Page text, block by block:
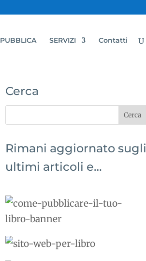
PUBBLICA SERVIZI Contatti
Cerca
Rimani aggiornato sugli
ultimi articoli e…